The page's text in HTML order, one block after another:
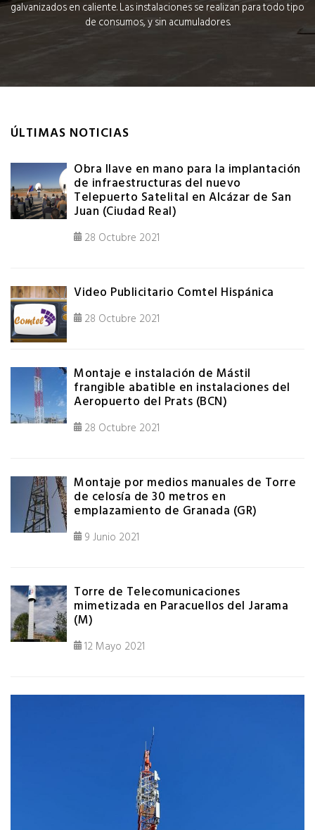
galvanizados en caliente. Las instalaciones se realizan para todo tipo
de consumos, y sin acumuladores.
ÚLTIMAS NOTICIAS
Obra llave en mano para la implantación
de infraestructuras del nuevo
Telepuerto Satelital en Alcázar de San
Juan (Ciudad Real)
28 Octubre 2021
Video Publicitario Comtel Hispánica
28 Octubre 2021
Montaje e instalación de Mástil
frangible abatible en instalaciones del
Aeropuerto del Prats (BCN)
28 Octubre 2021
Montaje por medios manuales de Torre
de celosía de 30 metros en
emplazamiento de Granada (GR)
9 Junio 2021
Torre de Telecomunicaciones
mimetizada en Paracuellos del Jarama
(M)
12 Mayo 2021